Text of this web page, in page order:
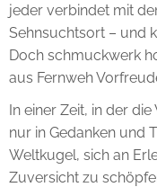
jeder verbindet mit
Sehnsuchtsort – und
Doch schmuckwerk
aus Fernweh
In einer Zeit, in der
nur in Gedanken und
Weltkugel, sich an
Zuversicht zu